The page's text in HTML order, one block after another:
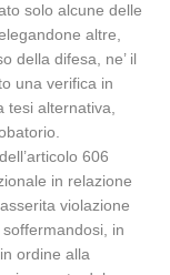
solo alcune delle
altre,
della difesa, ne’ il
una verifica in
alternativa,
606
in relazione
violazione
in
ordine alla